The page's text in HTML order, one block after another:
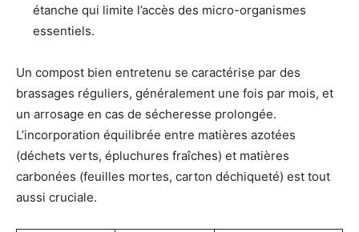
étanche qui limite l’accès des micro-organismes
essentiels.
Un compost bien entretenu se caractérise par des
brassages réguliers, généralement une fois par mois, et
un arrosage en cas de sécheresse prolongée.
L’incorporation équilibrée entre matières azotées
(déchets verts, épluchures fraîches) et matières
carbonées (feuilles mortes, carton déchiqueté) est tout
aussi cruciale.